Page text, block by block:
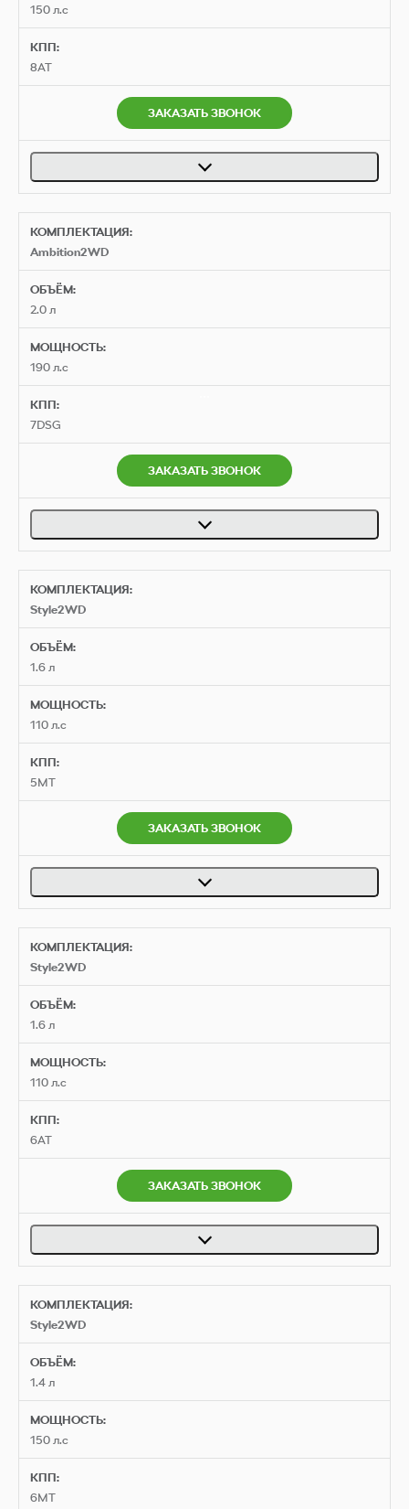
150 л.с
КПП:
8AT
ЗАКАЗАТЬ ЗВОНОК
КОМПЛЕКТАЦИЯ:
Ambition2WD
ОБЪЁМ:
2.0 л
МОЩНОСТЬ:
190 л.с
КПП:
7DSG
ЗАКАЗАТЬ ЗВОНОК
КОМПЛЕКТАЦИЯ:
Style2WD
ОБЪЁМ:
1.6 л
МОЩНОСТЬ:
110 л.с
КПП:
5MT
ЗАКАЗАТЬ ЗВОНОК
КОМПЛЕКТАЦИЯ:
Style2WD
ОБЪЁМ:
1.6 л
МОЩНОСТЬ:
110 л.с
КПП:
6AT
ЗАКАЗАТЬ ЗВОНОК
КОМПЛЕКТАЦИЯ:
Style2WD
ОБЪЁМ:
1.4 л
МОЩНОСТЬ:
150 л.с
КПП:
6MT